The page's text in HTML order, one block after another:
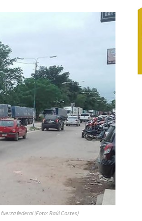
federal (Foto: Raúl Costes)